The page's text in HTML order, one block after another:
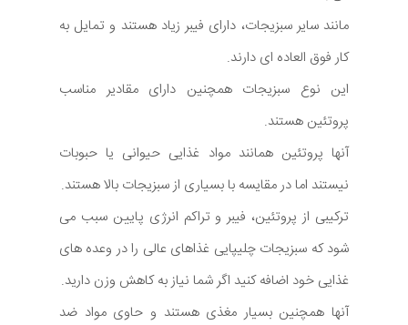
مانند سایر سبزیجات، دارای فیبر زیاد هستند و تمایل به
کار فوق العاده ای دارند.
این نوع سبزیجات همچنین دارای مقادیر مناسب
پروتئین هستند.
آنها پروتئین همانند مواد غذایی حیوانی یا حبوبات
نیستند اما در مقایسه با بسیاری از سبزیجات بالا هستند.
ترکیبی از پروتئین، فیبر و تراکم انرژی پایین سبب می
شود که سبزیجات چلیپایی غذاهای عالی را در وعده های
غذایی خود اضافه کنید اگر شما نیاز به کاهش وزن دارید.
آنها همچنین بسیار مغذی هستند و حاوی مواد ضد